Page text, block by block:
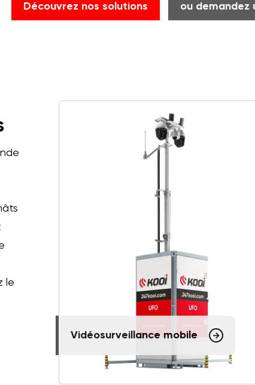
Découvrez nos solutions ou demandez
le
Vidéosurveillance mobile